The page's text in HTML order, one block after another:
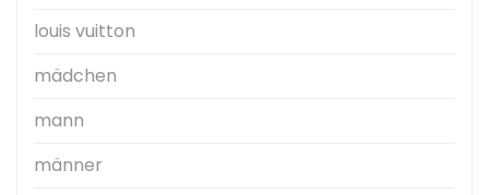
louis vuitton
mädchen
mann
männer